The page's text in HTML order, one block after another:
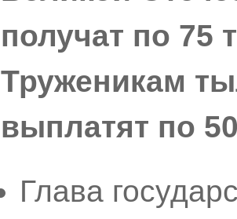
получат по 75
Труженикам
выплатят по
Глава